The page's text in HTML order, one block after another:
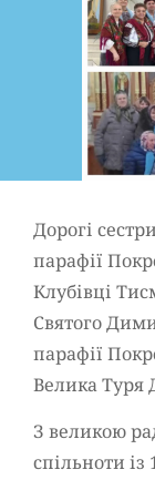
Дорогі
парафії
Клубівці
Святого
парафії
Велика Туря
З великою
спільноти